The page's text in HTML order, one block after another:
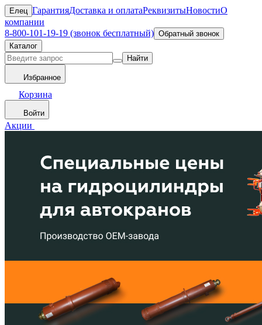
Елец ГарантияДоставка и оплатаРеквизитыНовостиО
компании
8-800-101-19-19 (звонок бесплатный) Обратный звонок
Каталог
Найти
Избранное
Корзина
Войти
Акции